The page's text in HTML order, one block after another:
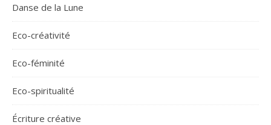
Danse de la Lune
Eco-créativité
Eco-féminité
Eco-spiritualité
Écriture créative